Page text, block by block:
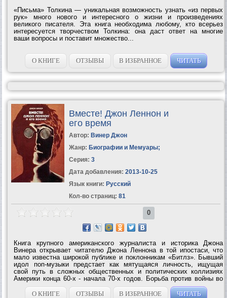
«Письма» Толкина — уникальная возможность узнать «из первых
рук» много нового и интересного о жизни и произведениях
великого писателя. Эта книга необходима любому, кто всерьез
интересуется творчеством Толкина: она даст ответ на многие
ваши вопросы и поставит множество...
О КНИГЕ ОТЗЫВЫ В ИЗБРАННОЕ ЧИТАТЬ
Вместе! Джон Леннон и
его время
Автор: Винер Джон
Жанр: Биографии и Мемуары;
Серия: 3
Дата добавления: 2013-10-25
Язык книги: Русский
Кол-во страниц: 81
0
Книга крупного американского журналиста и историка Джона
Винера открывает читателю Джона Леннона в той ипостаси, что
мало известна широкой публике и поклонникам «Битлз». Бывший
идол поп-музыки предстает как мятущаяся личность, ищущая
свой путь в сложных общественных и политических коллизиях
Америки конца 60-х - начала 70-х годов. Борьба против войны во
Вьетнаме, движение «новых левых», феминизм - через все это
суждено было пройти...
О КНИГЕ ОТЗЫВЫ В ИЗБРАННОЕ ЧИТАТЬ